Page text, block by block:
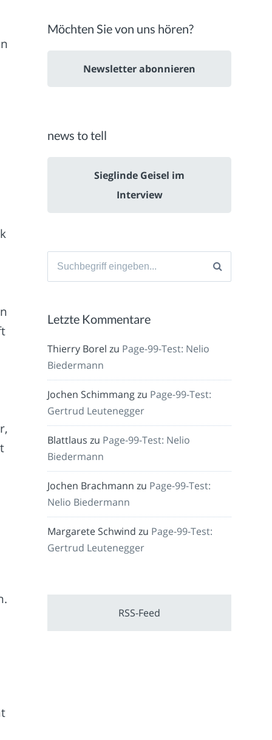
Möchten Sie von uns hören?
Newsletter abonnieren
news to tell
Sieglinde Geisel im
Interview
Suche
Letzte Kommentare
Thierry Borel zu Page-99-Test: Nelio
Biedermann
Jochen Schimmangzu Page-99-Test:
Gertrud Leutenegger
Blattlaus zu Page-99-Test: Nelio
Biedermann
Jochen Brachmann zu Page-99-Test:
Nelio Biedermann
Margarete Schwind zu Page-99-Test:
Gertrud Leutenegger
RSS-Feed